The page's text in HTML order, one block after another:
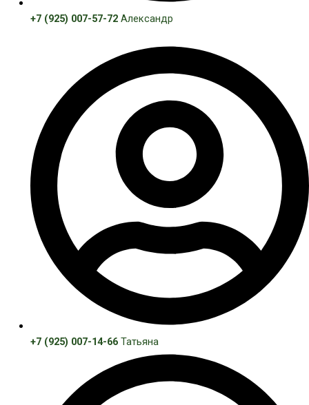
+7 (925) 007-57-72Александр
+7 (925) 007-14-66Татьяна